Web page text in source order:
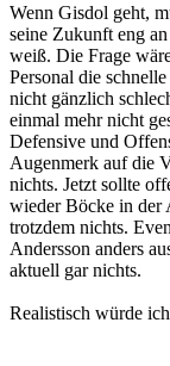
Wenn Gisdol geht,
seine Zukunft eng
weiß. Die Frage
Personal die
nicht gänzlich
einmal mehr nicht
Defensive und
Augenmerk auf die
nichts. Jetzt sollte
wieder Böcke in der
trotzdem nichts.
Andersson anders
aktuell gar nichts.
Realistisch würde